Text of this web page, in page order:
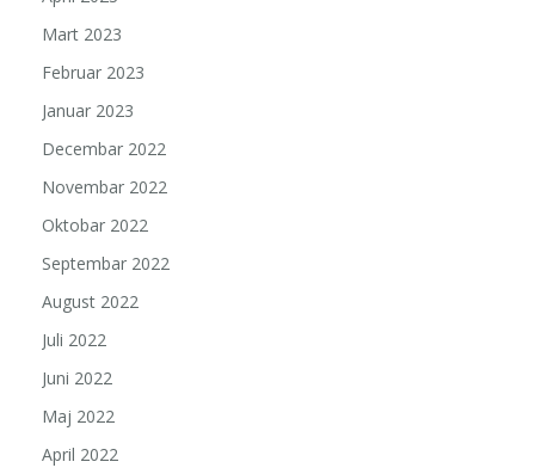
Mart 2023
Februar 2023
Januar 2023
Decembar 2022
Novembar 2022
Oktobar 2022
Septembar 2022
August 2022
Juli 2022
Juni 2022
Maj 2022
April 2022